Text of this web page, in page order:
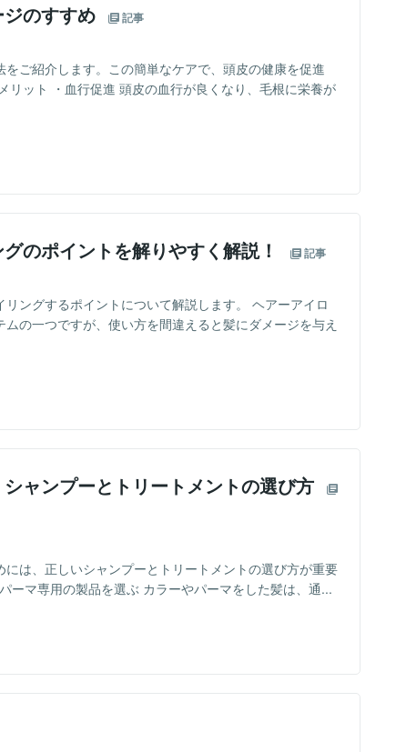
のすすめ 記事
ご紹介します。この簡単なケアで、頭皮の健康を促進
リット ・血行促進 頭皮の血行が良くなり、毛根に栄養が
のポイントを解りやすく解説！ 記事
ングするポイントについて解説します。 ヘアーアイロ
の一つですが、使い方を間違えると髪にダメージを与え
ャンプーとトリートメントの選び方
は、正しいシャンプーとトリートメントの選び方が重要
ーマ専用の製品を選ぶ カラーやパーマをした髪は、通...